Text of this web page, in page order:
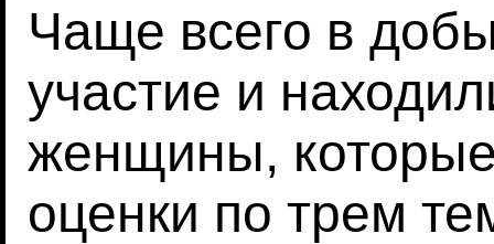
Чаще всего в
участие и
женщины,
оценки по трем